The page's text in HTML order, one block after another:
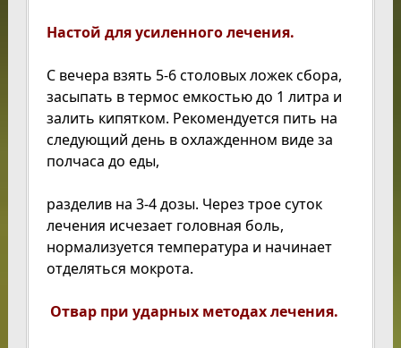
Настой для усиленного лечения.
С вечера взять 5-6 столовых ложек сбора,
засыпать в термос емкостью до 1 литра и
залить кипятком. Рекомендуется пить на
следующий день в охлажденном виде за
полчаса до еды,
разделив на 3-4 дозы. Через трое суток
лечения исчезает головная боль,
нормализуется температура и начинает
отделяться мокрота.
Отвар при ударных методах лечения.